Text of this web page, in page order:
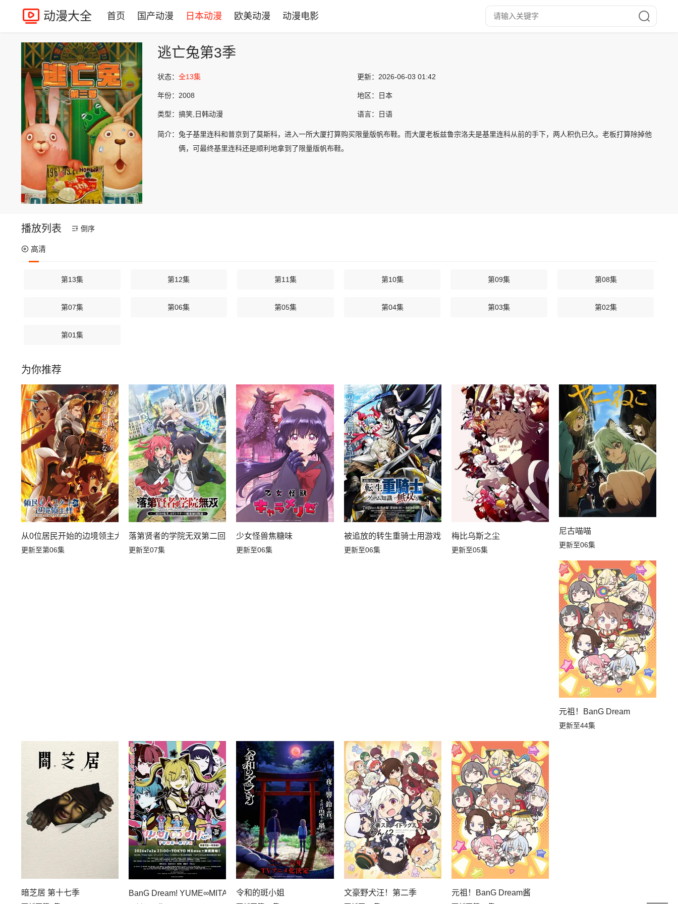
动漫大全 首页 国产动漫 日本动漫 欧美动漫 动漫电影
逃亡兔第3季
状态： 全13集 更新： 2026-06-03 01:42
年份： 2008 地区： 日本
类型： 搞笑,日韩动漫 语言： 日语
简介： 兔子基里连科和普京到了莫斯科，进入一所大厦打算购买限量版帆布鞋。而大厦老板兹鲁宗洛夫是基里连科从前的手下，两人积仇已久。老板打算除掉他
俩，可最终基里连科还是顺利地拿到了限量版帆布鞋。
播放列表 倒序
高清
第13集 第12集 第11集 第10集 第09集 第08集
第07集 第06集 第05集 第04集 第03集 第02集
第01集
为你推荐
从0位居民开始的边境领主大人
更新至第06集
落第贤者的学院无双第二回转生，S等级作弊魔术师冒险记
更新至07集
少女怪兽焦糖味
更新至06集
被追放的转生重骑士用游戏知识开无双
更新至06集
梅比乌斯之尘
更新至05集
尼古喵喵
更新至06集
元祖！BanG Dream
更新至44集
暗芝居 第十七季 BanG Dream! YUME∞MITA 令和的斑小姐 文豪野犬汪！第二季 元祖！BanG Dream酱